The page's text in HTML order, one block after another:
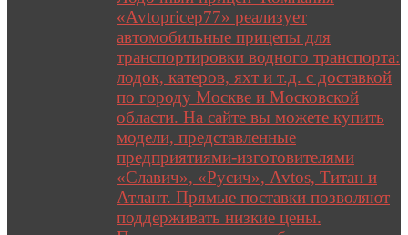
«Avtopricep77» реализует
автомобильные прицепы для
транспортировки водного транспорта:
лодок, катеров, яхт и т.д. с доставкой
по городу Москве и Московской
области. На сайте вы можете купить
модели, представленные
предприятиями-изготовителями
«Славич», «Русич», Avtos, Титан и
Атлант. Прямые поставки позволяют
поддерживать низкие цены.